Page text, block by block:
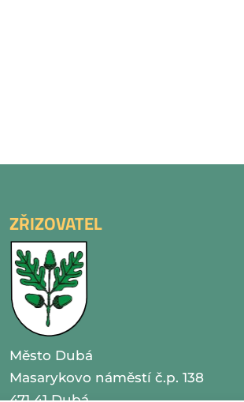
ZŘIZOVATEL
Město Dubá
Masarykovo náměstí č.p. 138